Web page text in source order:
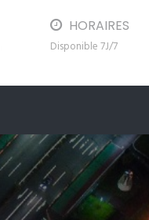
HORAIRES
Disponible 7J/7